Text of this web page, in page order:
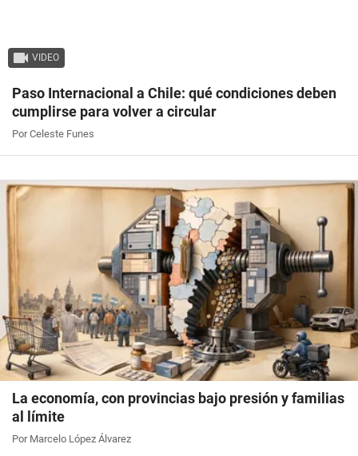
VIDEO
Paso Internacional a Chile: qué condiciones deben
cumplirse para volver a circular
Por Celeste Funes
La economía, con provincias bajo presión y familias
al límite
Por Marcelo López Álvarez